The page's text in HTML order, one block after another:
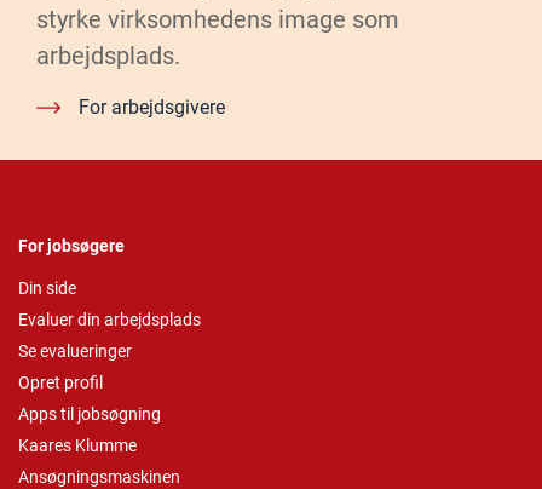
styrke virksomhedens image som
arbejdsplads.
For arbejdsgivere
For jobsøgere
Din side
Evaluer din arbejdsplads
Se evalueringer
Opret profil
Apps til jobsøgning
Kaares Klumme
Ansøgningsmaskinen